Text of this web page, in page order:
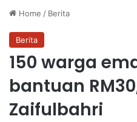
Home / Berita
Berita
150 warga
bantuan
Zaifulbahri